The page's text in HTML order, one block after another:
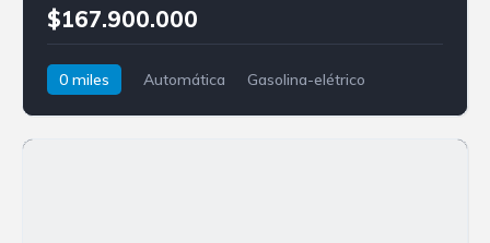
$167.900.000
0 miles Automática
Gasolina-elétrico